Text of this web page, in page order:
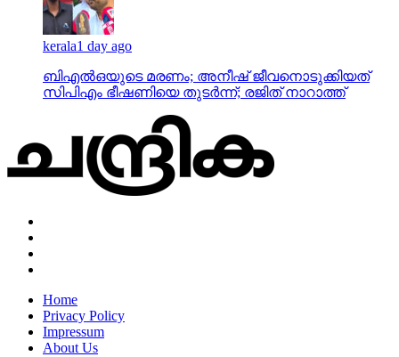
kerala1 day ago
ബിഎല്‍ഒയുടെ മരണം; അനീഷ് ജീവനൊടുക്കിയത്
സിപിഎം ഭീഷണിയെ തുടര്‍ന്ന്; രജിത് നാറാത്ത്
Home
Privacy Policy
Impressum
About Us